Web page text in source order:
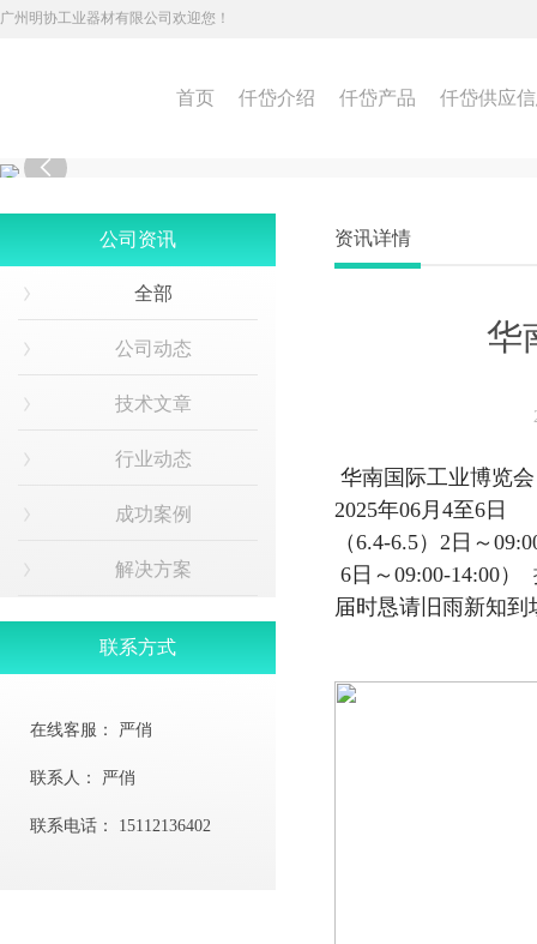
广州明协工业器材有限公司欢迎您！
首页 仟岱介绍 仟岱产品 仟岱供应

公司资讯
全部
公司动态
技术文章
行业动态
成功案例
解决方案
联系方式
在线客服： 严俏
联系人： 严俏
联系电话： 15112136402
资讯详情
华
华南国际工业博览
2025年06月4至6日
（6.4-6.5） 2日～
6日～09:00-14:00
届时恳请旧雨新知